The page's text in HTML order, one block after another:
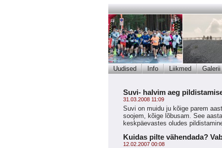
Uudised Info Liikmed Galerii
Suvi- halvim aeg
31.03.2008 11:09
Suvi on muidu ju kõige parem
soojem, kõige lõbusam. See
keskpäevastes oludes
Kuidas pilte vähendada?
12.02.2007 00:08